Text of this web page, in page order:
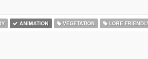
ANIMATION VEGETATION LORE